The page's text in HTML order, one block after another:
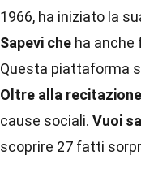
1966, ha iniziato la
Sapevi che ha anche
Questa piattaforma
Oltre alla recitazione
cause sociali. Vuoi
scoprire 27 fatti